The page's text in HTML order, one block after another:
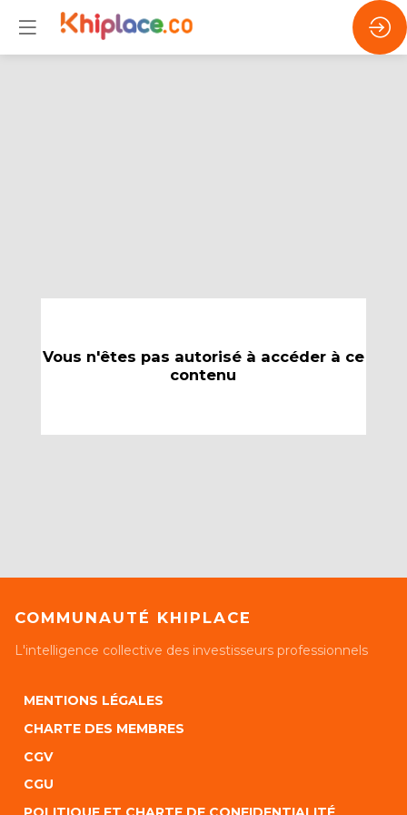
Vous n'êtes pas autorisé à accéder à ce
contenu
COMMUNAUTÉ KHIPLACE
L'intelligence collective des investisseurs professionnels
MENTIONS LÉGALES
CHARTE DES MEMBRES
CGV
CGU